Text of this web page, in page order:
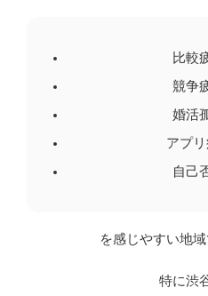
比較
競争
婚活
アプ
自己
を感じやすい地域
特に渋